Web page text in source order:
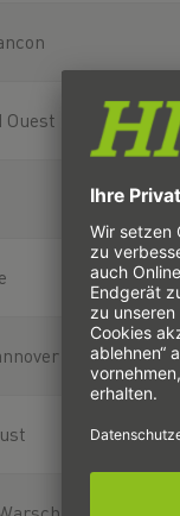
Ouest Nantes